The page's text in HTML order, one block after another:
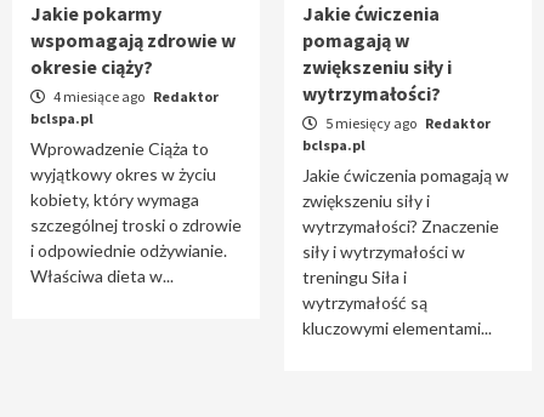
Jakie pokarmy
wspomagają zdrowie w
okresie ciąży?
4 miesiące ago Redaktor
bclspa.pl
Wprowadzenie Ciąża to
wyjątkowy okres w życiu
kobiety, który wymaga
szczególnej troski o zdrowie
i odpowiednie odżywianie.
Właściwa dieta w...
Jakie ćwiczenia
pomagają w
zwiększeniu siły i
wytrzymałości?
5 miesięcy ago Redaktor
bclspa.pl
Jakie ćwiczenia pomagają w
zwiększeniu siły i
wytrzymałości? Znaczenie
siły i wytrzymałości w
treningu Siła i
wytrzymałość są
kluczowymi elementami...